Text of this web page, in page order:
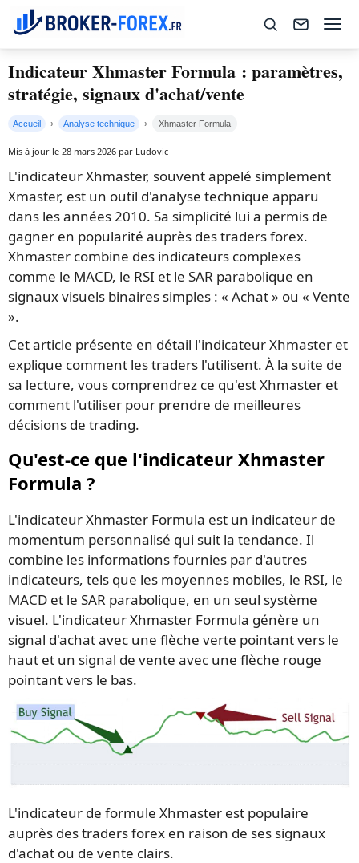
Indicateur Xhmaster Formula : paramètres,
stratégie, signaux d'achat/vente
Accueil Analyse technique Xhmaster Formula
Mis à jour le 28 mars 2026 par Ludovic
L'indicateur Xhmaster, souvent appelé simplement
Xmaster, est un outil d'analyse technique apparu
dans les années 2010. Sa simplicité lui a permis de
gagner en popularité auprès des traders forex.
Xhmaster combine des indicateurs complexes
comme le MACD, le RSI et le SAR parabolique en
signaux visuels binaires simples : « Achat » ou « Vente
».
Cet article présente en détail l'indicateur Xhmaster et
explique comment les traders l'utilisent. À la suite de
sa lecture, vous comprendrez ce qu'est Xhmaster et
comment l'utiliser pour prendre de meilleures
décisions de trading.
Qu'est-ce que l'indicateur Xhmaster
Formula ?
L'indicateur Xhmaster Formula est un indicateur de
momentum personnalisé qui suit la tendance. Il
combine les informations fournies par d'autres
indicateurs, tels que les moyennes mobiles, le RSI, le
MACD et le SAR parabolique, en un seul système
visuel. L'indicateur Xhmaster Formula génère un
signal d'achat avec une flèche verte pointant vers le
haut et un signal de vente avec une flèche rouge
pointant vers le bas.
L'indicateur de formule Xhmaster est populaire
auprès des traders forex en raison de ses signaux
d'achat ou de vente clairs.